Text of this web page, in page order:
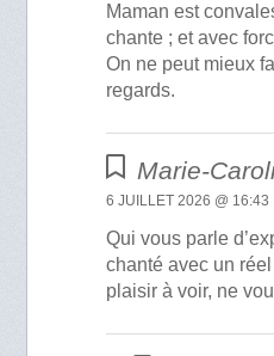
Maman est
chante ; et avec
On ne peut mieux
regards.
Marie-
6 JUILLET 2026 @ 16:43
Qui vous parle
chanté avec un
plaisir à voir, ne